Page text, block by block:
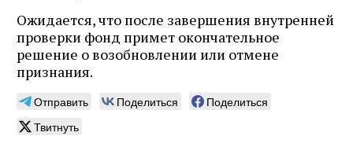
Ожидается, что после завершения внутренней
проверки фонд примет окончательное
решение о возобновлении или отмене
признания.
Отправить Поделиться
Поделиться
Твитнуть